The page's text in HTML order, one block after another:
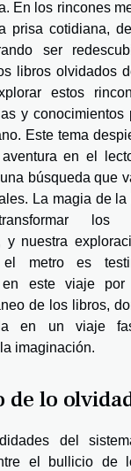
En los rincones
prisa cotidiana,
ser
libros olvidados
estos
y conocimientos
Este tema
en el
búsqueda que
La magia de la
los
y nuestra
el metro es
en este viaje por
de los libros,
en un viaje
imaginación.
de lo
del
el bullicio de